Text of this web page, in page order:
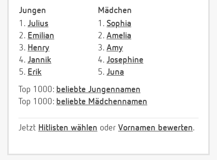
Jungen
Mädchen
1. Julius
2. Emilian
3. Henry
4. Jannik
5. Erik
1. Sophia
2. Amelia
3. Amy
4. Josephine
5. Juna
Top 1000: beliebte Jungennamen
Top 1000: beliebte Mädchennamen
Jetzt Hitlisten wählen oder Vornamen bewerten.